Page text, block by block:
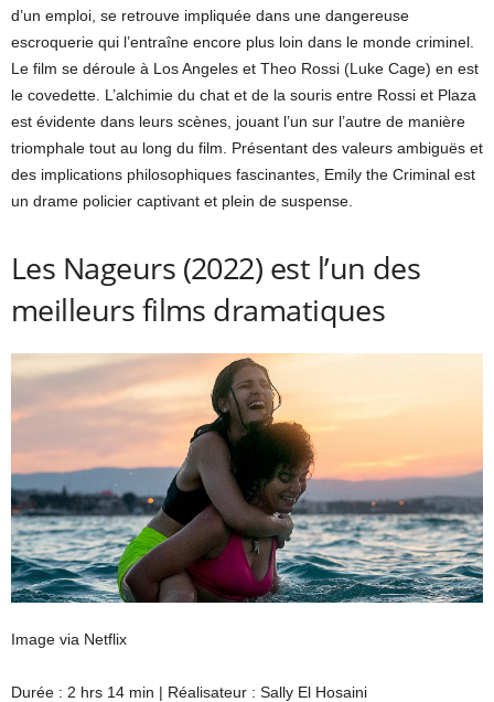
d’un emploi, se retrouve impliquée dans une dangereuse
escroquerie qui l’entraîne encore plus loin dans le monde criminel.
Le film se déroule à Los Angeles et Theo Rossi (Luke Cage) en est
le covedette. L’alchimie du chat et de la souris entre Rossi et Plaza
est évidente dans leurs scènes, jouant l’un sur l’autre de manière
triomphale tout au long du film. Présentant des valeurs ambiguës et
des implications philosophiques fascinantes, Emily the Criminal est
un drame policier captivant et plein de suspense.
Les Nageurs (2022) est l’un des
meilleurs films dramatiques
Image via Netflix
Durée : 2 hrs 14 min | Réalisateur : Sally El Hosaini